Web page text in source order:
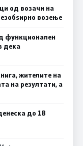
од возачи на
возење
функционален
дека
жителите на
на резултати, а
до 18